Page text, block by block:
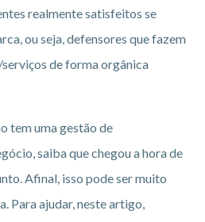
realmente satisfeitos se
ou seja, defensores que fazem
de forma orgânica
tem uma gestão de
saiba que chegou a hora de
Afinal, isso pode ser muito
Para ajudar, neste artigo,